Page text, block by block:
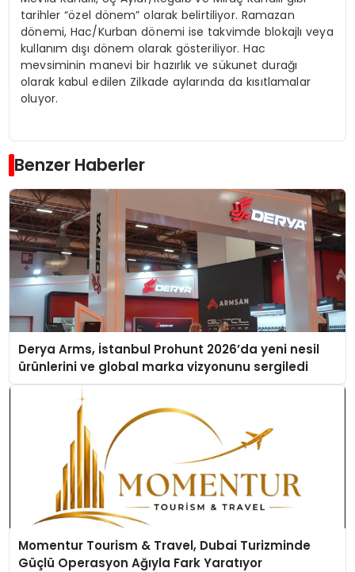
tarihler “özel dönem” olarak belirtiliyor. Ramazan
dönemi, Hac/Kurban dönemi ise takvimde blokajlı veya
kullanım dışı dönem olarak gösteriliyor. Hac
mevsiminin manevi bir hazırlık ve sükunet durağı
olarak kabul edilen Zilkade aylarında da kısıtlamalar
oluyor.
Benzer Haberler
Derya Arms, İstanbul Prohunt 2026’da yeni nesil
ürünlerini ve global marka vizyonunu sergiledi
Momentur Tourism & Travel, Dubai Turizminde
Güçlü Operasyon Ağıyla Fark Yaratıyor